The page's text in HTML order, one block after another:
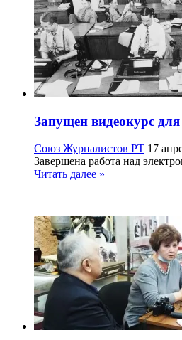
Запущен видеокурс
Союз Журналистов РТ 17
Завершена работа над
Читать далее »